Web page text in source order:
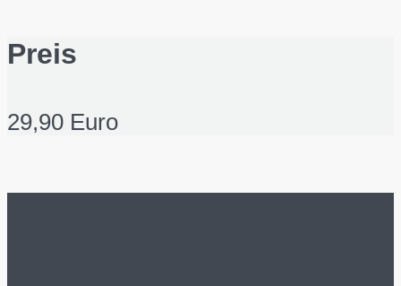
Preis
29,90 Euro